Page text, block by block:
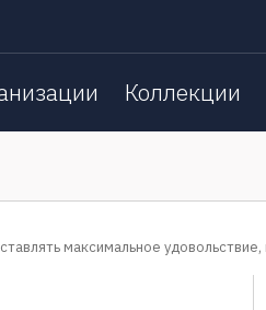
Коллекции
максимальное удовольствие,